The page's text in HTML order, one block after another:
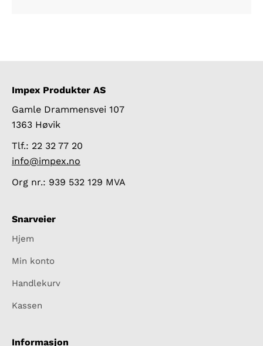
Impex Produkter AS
Gamle Drammensvei 107
1363 Høvik
Tlf.: 22 32 77 20
info@impex.no
Org nr.: 939 532 129 MVA
Snarveier
Hjem
Min konto
Handlekurv
Kassen
Informasjon